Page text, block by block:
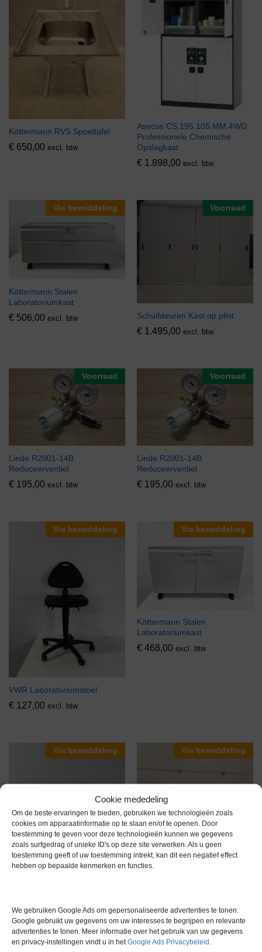
Cookie mededeling
Om de beste ervaringen te bieden, gebruiken we technologieën zoals
cookies om apparaatinformatie op te slaan en/of te openen. Door
toestemming te geven voor deze technologieën kunnen we gegevens
zoals surfgedrag of unieke ID's op deze site verwerken. Als u geen
toestemming geeft of uw toestemming intrekt, kan dit een negatief effect
hebben op bepaalde kenmerken en functies.
We gebruiken Google Ads om gepersonaliseerde advertenties te tonen.
Google gebruikt uw gegevens om uw interesses te begrijpen en relevante
advertenties te tonen. Meer informatie over het gebruik van uw gegevens
en privacy-instellingen vindt u in hetGoogle Ads Privacybeleid .
Köttermann RVS Spoeltafel
€ 650,00 excl. btw
Asecos CS.195.105.MM.4WD
Professionele Chemische
Opslagkast
€ 1.898,00 excl. btw
Via bemiddeling
Köttermann Stalen
Laboratoriumkast
€ 506,00 excl. btw
Voorraad
Schuifdeuren Kast op plint
€ 1.495,00 excl. btw
Voorraad
Linde R2001-14B
Reduceerventiel
€ 195,00 excl. btw
Voorraad
Linde R2001-14B
Reduceerventiel
€ 195,00 excl. btw
Via bemiddeling
VWR Laboratoriumstoel
€ 127,00 excl. btw
Via bemiddeling
Köttermann Stalen
Laboratoriumkast
€ 468,00 excl. btw
Via bemiddeling
VWR Laboratoriumstoel
€127,00 excl. btw
Via bemiddeling
S+B Dubbele Spoelunit met
Onderkast
€1.265,00 excl. btw